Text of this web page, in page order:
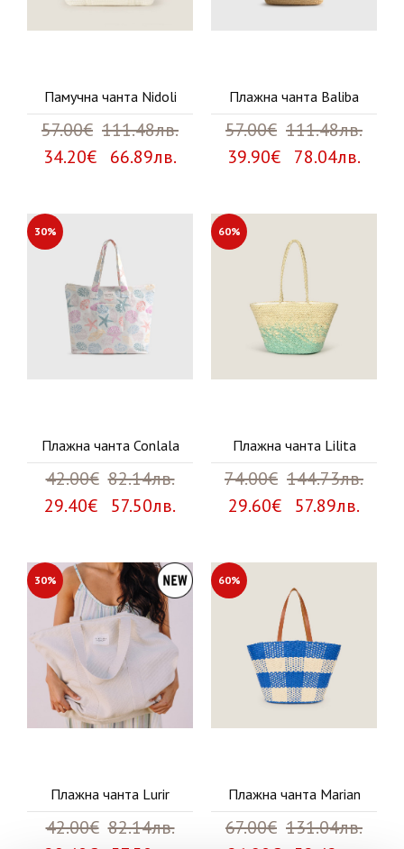
Памучна чанта Nidoli
57.00€ 111.48лв.
34.20€ 66.89лв.
Плажна чанта Baliba
57.00€ 111.48лв.
39.90€ 78.04лв.
30%
Плажна чанта Conlala
42.00€ 82.14лв.
29.40€ 57.50лв.
60%
Плажна чанта Lilita
74.00€ 144.73лв.
29.60€ 57.89лв.
30%
Плажна чанта Lurir
42.00€ 82.14лв.
60%
Плажна чанта Marian
67.00€ 131.04лв.